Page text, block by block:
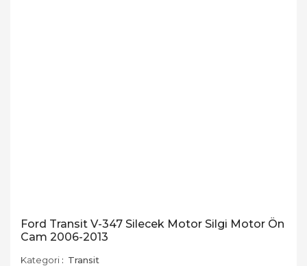
Ford Transit V-347 Silecek Motor Silgi Motor Ön
Cam 2006-2013
Kategori
Transit